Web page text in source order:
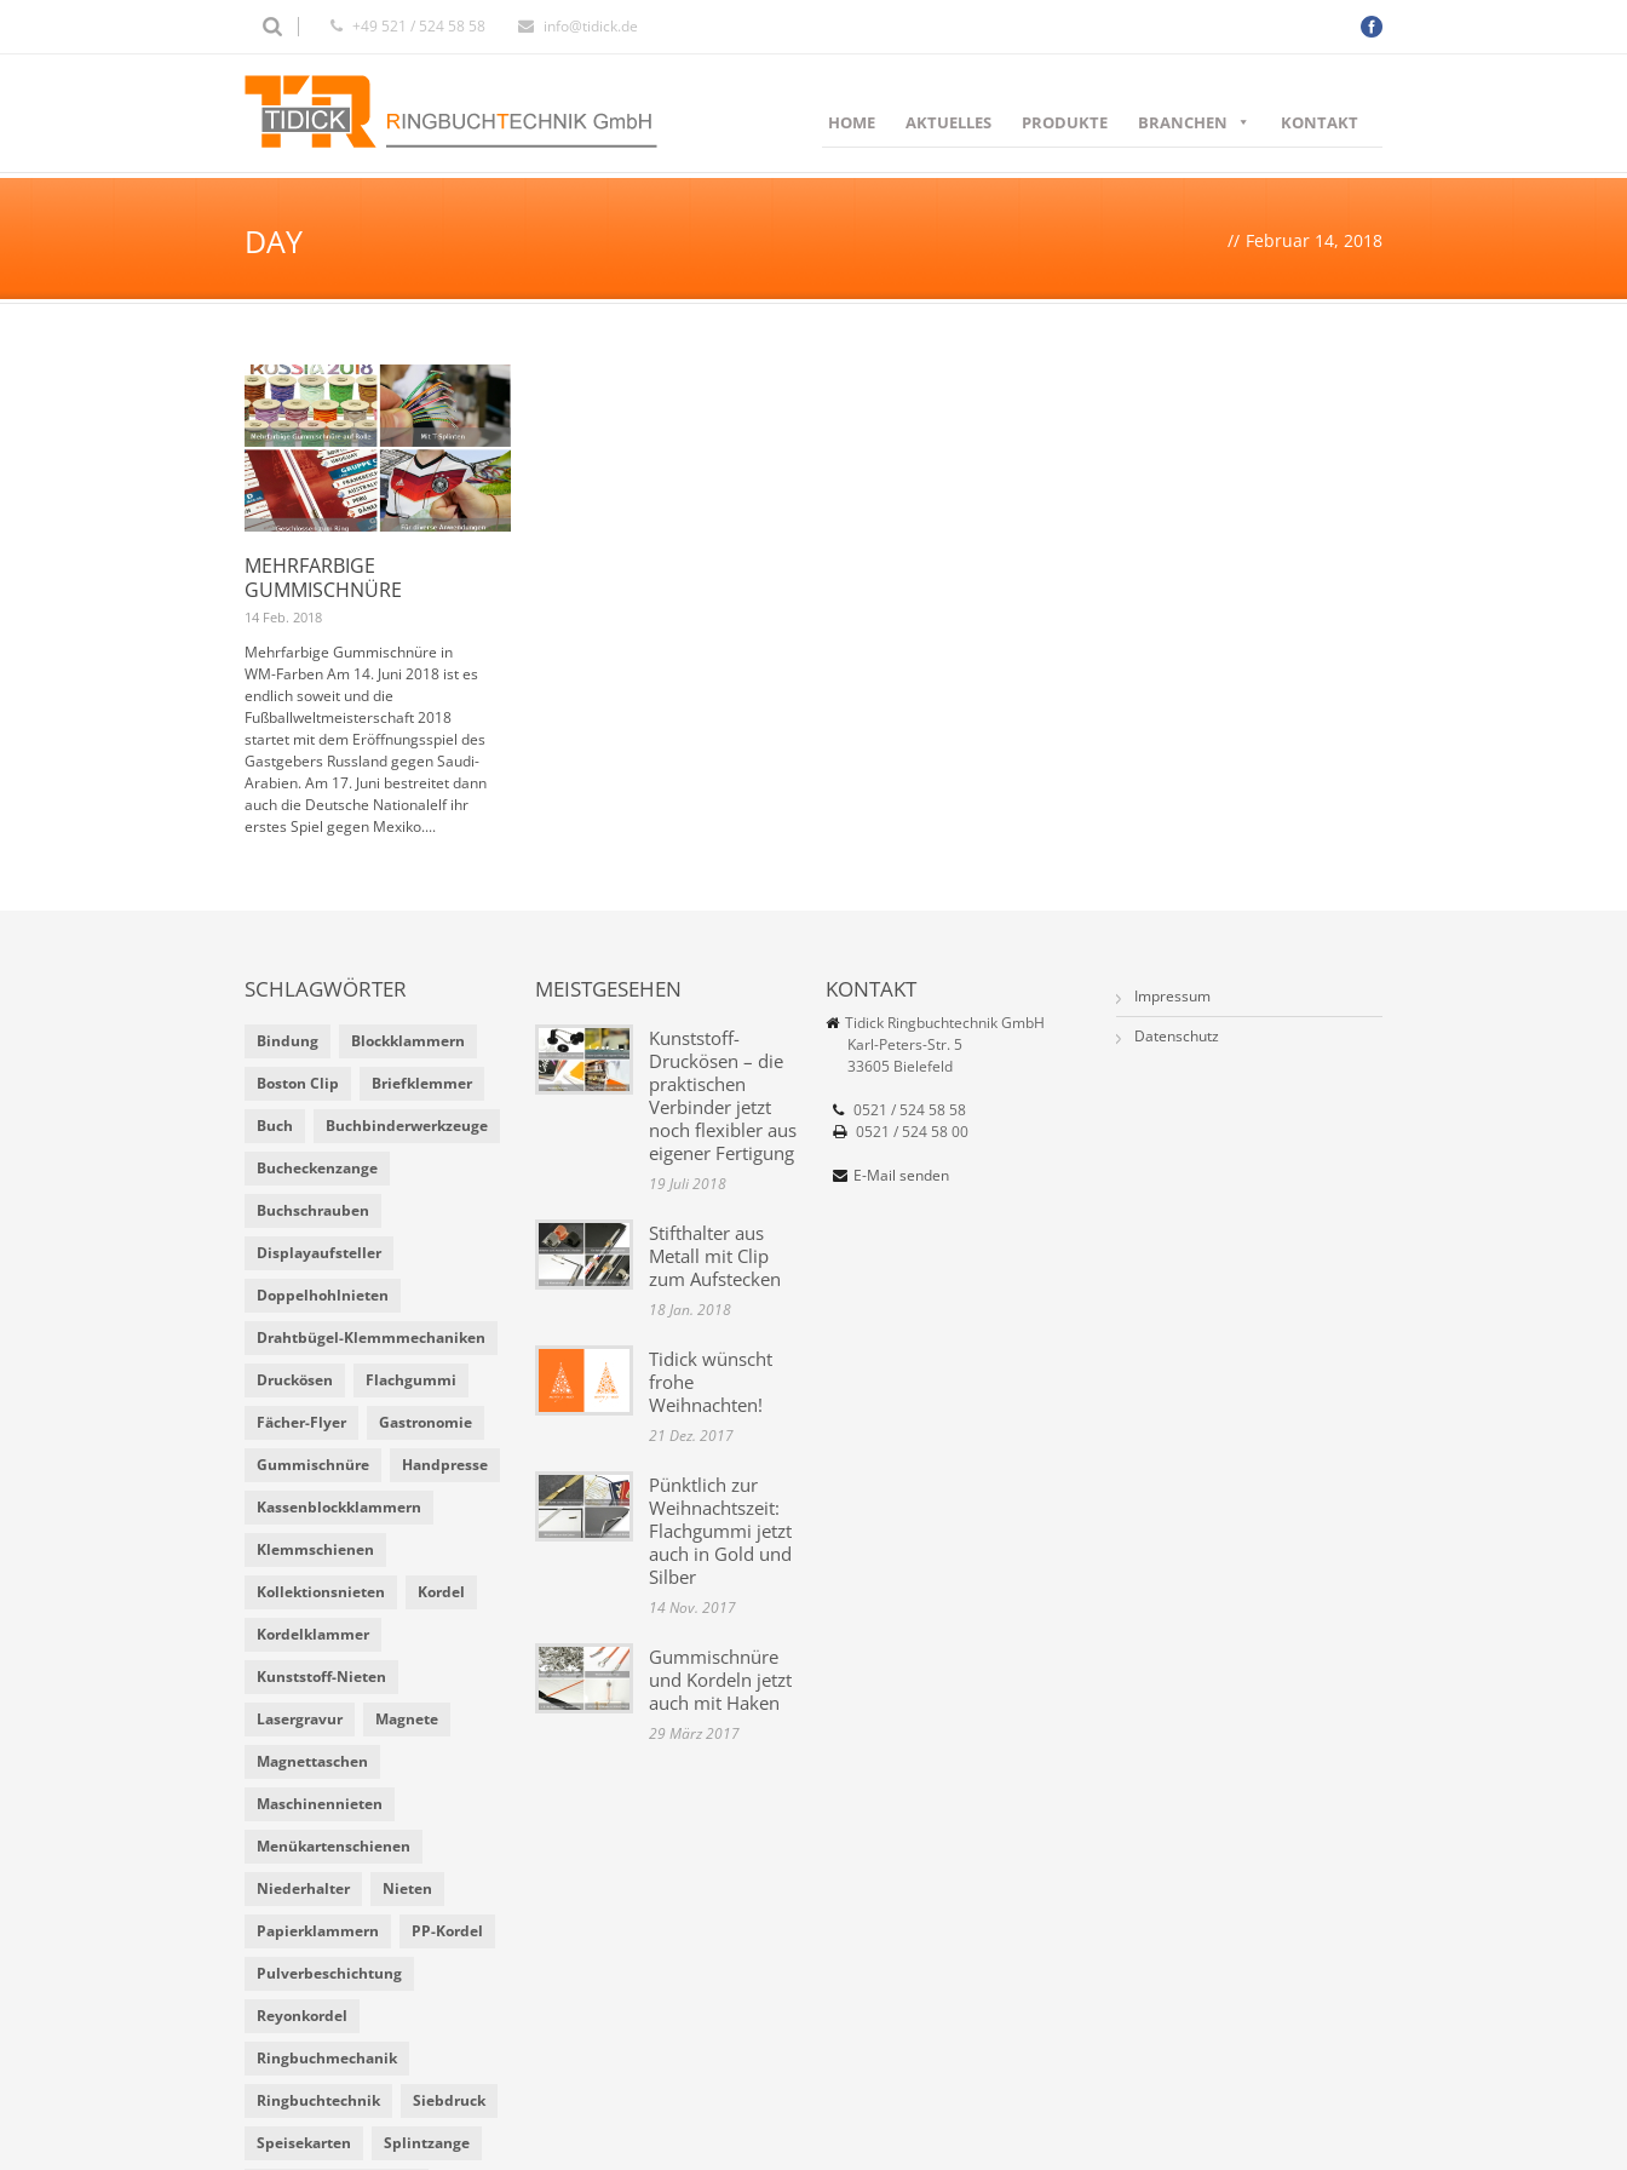
+49 521 / 524 58 58 info@tidick.de
HOME AKTUELLES PRODUKTE BRANCHEN KONTAKT
DAY // Februar 14, 2018
MEHRFARBIGE
GUMMISCHNÜRE
14 Feb. 2018
Mehrfarbige Gummischnüre in
WM-Farben Am 14. Juni 2018 ist es
endlich soweit und die
Fußballweltmeisterschaft 2018
startet mit dem Eröffnungsspiel des
Gastgebers Russland gegen Saudi-
Arabien. Am 17. Juni bestreitet dann
auch die Deutsche Nationalelf ihr
erstes Spiel gegen Mexiko....
SCHLAGWÖRTER
Bindung Blockklammern
Boston Clip Briefklemmer
Buch Buchbinderwerkzeuge
Bucheckenzange
Buchschrauben
Displayaufsteller
Doppelhohlnieten
Drahtbügel-Klemmmechaniken
Druckösen Flachgummi
Fächer-Flyer Gastronomie
Gummischnüre Handpresse
Kassenblockklammern
Klemmschienen
Kollektionsnieten Kordel
Kordelklammer
Kunststoff-Nieten
Lasergravur Magnete
Magnettaschen
Maschinennieten
Menükartenschienen
Niederhalter Nieten
Papierklammern PP-Kordel
Pulverbeschichtung
Reyonkordel
Ringbuchmechanik
Ringbuchtechnik Siebdruck
Speisekarten Splintzange
MEISTGESEHEN
Kunststoff-
Druckösen – die
praktischen
Verbinder jetzt
noch flexibler aus
eigener Fertigung
19 Juli 2018
Stifthalter aus
Metall mit Clip
zum Aufstecken
18 Jan. 2018
Tidick wünscht
frohe
Weihnachten!
21 Dez. 2017
Pünktlich zur
Weihnachtszeit:
Flachgummi jetzt
auch in Gold und
Silber
14 Nov. 2017
Gummischnüre
und Kordeln jetzt
auch mit Haken
29 März 2017
KONTAKT
Tidick Ringbuchtechnik GmbH
Karl-Peters-Str. 5
33605 Bielefeld
0521 / 524 58 58
0521 / 524 58 00
E-Mail senden
Impressum
Datenschutz